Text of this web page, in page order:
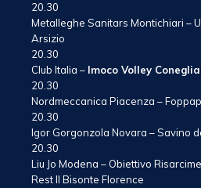
20.30
Metalleghe Sanitars Montichiari –
Arsizio
20.30
Club Italia – Imoco Volley
20.30
Nordmeccanica Piacenza –
20.30
Igor Gorgonzola Novara – Savino
20.30
Liu Jo Modena – Obiettivo
Rest Il Bisonte Florence